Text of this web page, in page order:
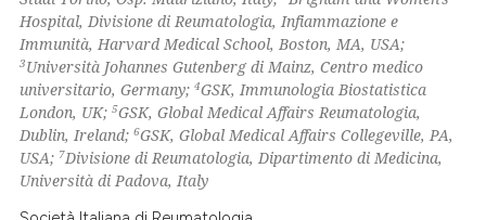
how this article has been
atscite.ai
shows how a scientific paper
been cited by providing the
of the citation, a
describing whether
Hospital, Divisione di Reumatologia, Infiammazione e
Immunità, Harvard Medical School, Boston, MA, USA;
3Università Johannes Gutenberg di Mainz, Centro medico
universitario, Germany;4GSK, Immunologia Biostatistica
London, UK;5GSK, Global Medical Affairs Reumatologia,
Dublin, Ireland;6GSK, Global Medical Affairs Collegeville, PA,
USA; 7Divisione di Reumatologia, Dipartimento di Medicina,
Università di Padova, Italy